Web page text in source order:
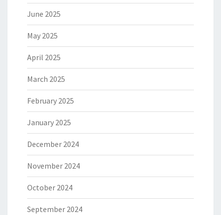
June 2025
May 2025
April 2025
March 2025
February 2025
January 2025
December 2024
November 2024
October 2024
September 2024